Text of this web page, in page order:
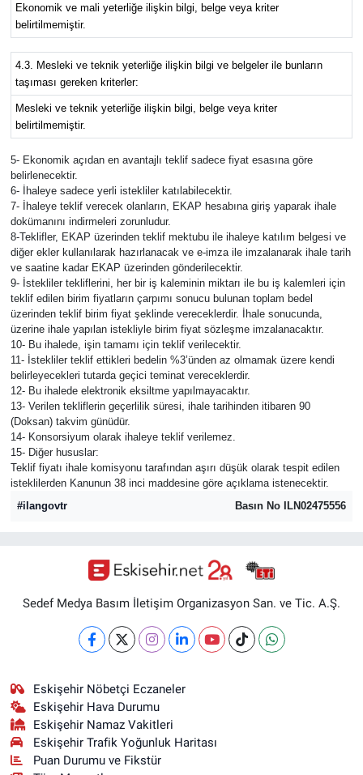
Ekonomik ve mali yeterliğe ilişkin bilgi, belge veya kriter
belirtilmemiştir.
4.3. Mesleki ve teknik yeterliğe ilişkin bilgi ve belgeler ile bunların
taşıması gereken kriterler:
Mesleki ve teknik yeterliğe ilişkin bilgi, belge veya kriter
belirtilmemiştir.
5- Ekonomik açıdan en avantajlı teklif sadece fiyat esasına göre
belirlenecektir.
6- İhaleye sadece yerli istekliler katılabilecektir.
7- İhaleye teklif verecek olanların, EKAP hesabına giriş yaparak ihale
dokümanını indirmeleri zorunludur.
8-Teklifler, EKAP üzerinden teklif mektubu ile ihaleye katılım belgesi ve
diğer ekler kullanılarak hazırlanacak ve e-imza ile imzalanarak ihale tarih
ve saatine kadar EKAP üzerinden gönderilecektir.
9- İstekliler tekliflerini, her bir iş kaleminin miktarı ile bu iş kalemleri için
teklif edilen birim fiyatların çarpımı sonucu bulunan toplam bedel
üzerinden teklif birim fiyat şeklinde vereceklerdir. İhale sonucunda,
üzerine ihale yapılan istekliyle birim fiyat sözleşme imzalanacaktır.
10- Bu ihalede, işin tamamı için teklif verilecektir.
11- İstekliler teklif ettikleri bedelin %3’ünden az olmamak üzere kendi
belirleyecekleri tutarda geçici teminat vereceklerdir.
12- Bu ihalede elektronik eksiltme yapılmayacaktır.
13- Verilen tekliflerin geçerlilik süresi, ihale tarihinden itibaren 90
(Doksan) takvim günüdür.
14- Konsorsiyum olarak ihaleye teklif verilemez.
15- Diğer hususlar:
Teklif fiyatı ihale komisyonu tarafından aşırı düşük olarak tespit edilen
isteklilerden Kanunun 38 inci maddesine göre açıklama istenecektir.
#ilangovtr
Basın No ILN02475556
Sedef Medya Basım İletişim Organizasyon San. ve Tic. A.Ş.
Eskişehir Nöbetçi Eczaneler
Eskişehir Hava Durumu
Eskişehir Namaz Vakitleri
Eskişehir Trafik Yoğunluk Haritası
Puan Durumu ve Fikstür